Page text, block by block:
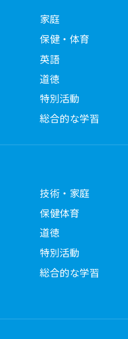
家庭
保健・体育
英語
道徳
特別活動
総合的な学習
技術・家庭
保健体育
道徳
特別活動
総合的な学習